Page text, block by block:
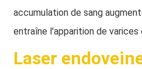
accumulation de sang
entraîne l'apparition de varices
Laser